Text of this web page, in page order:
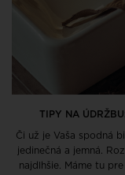
TIPY NA
Či už je Vaša spodná
jedinečná a jemná.
najdlhšie. Máme tu